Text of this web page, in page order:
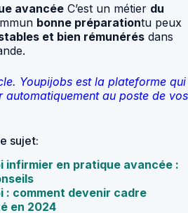
avancée C’est un métier du
bonne préparationtu peux
et bien rémunérés dans
Youpijobs est la plateforme qui
automatiquement au poste de vos
sujet:
infirmier en pratique avancée :
: comment devenir cadre
en 2024